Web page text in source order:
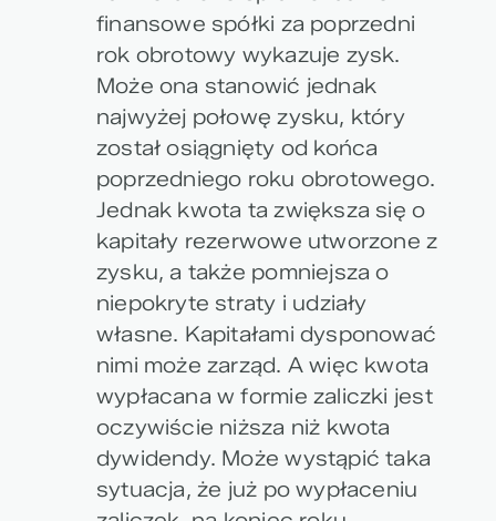
finansowe spółki za poprzedni
rok obrotowy wykazuje zysk.
Może ona stanowić jednak
najwyżej połowę zysku, który
został osiągnięty od końca
poprzedniego roku obrotowego.
Jednak kwota ta zwiększa się o
kapitały rezerwowe utworzone z
zysku, a także pomniejsza o
niepokryte straty i udziały
własne. Kapitałami dysponować
nimi może zarząd. A więc kwota
wypłacana w formie zaliczki jest
oczywiście niższa niż kwota
dywidendy. Może wystąpić taka
sytuacja, że już po wypłaceniu